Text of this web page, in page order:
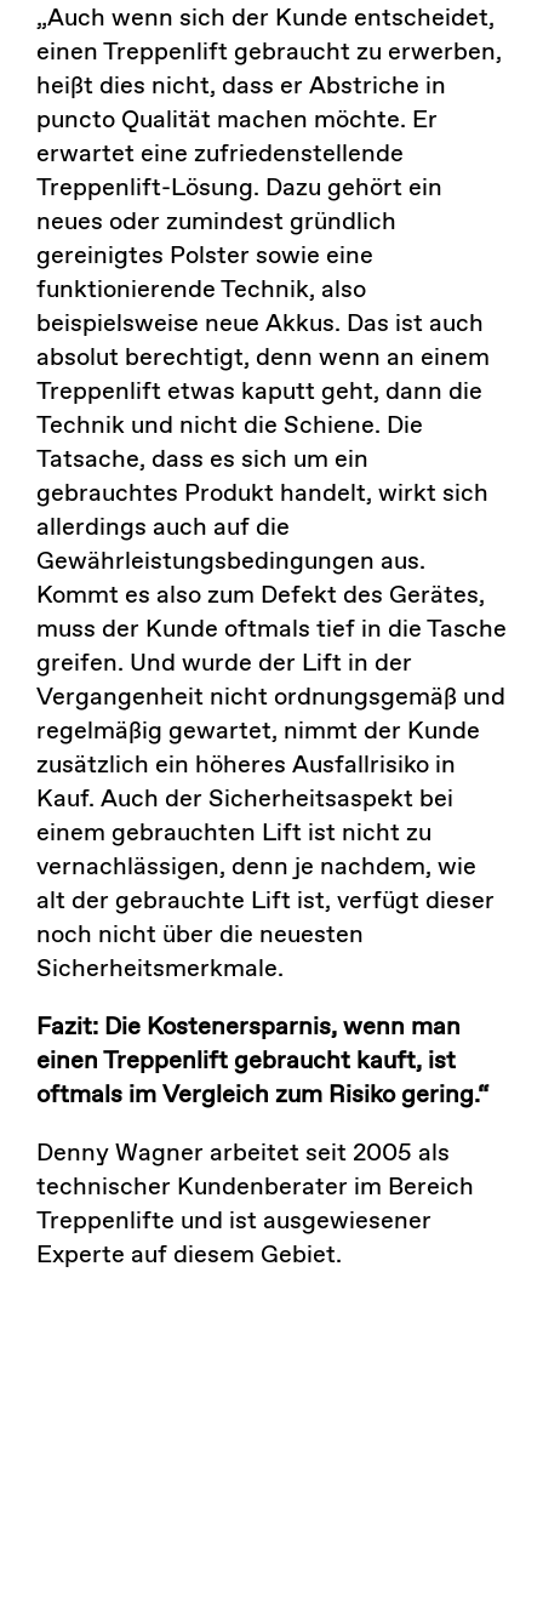
„Auch wenn sich der Kunde entscheidet,
einen Treppenlift gebraucht zu erwerben,
heißt dies nicht, dass er Abstriche in
puncto Qualität machen möchte. Er
erwartet eine zufriedenstellende
Treppenlift-Lösung. Dazu gehört ein
neues oder zumindest gründlich
gereinigtes Polster sowie eine
funktionierende Technik, also
beispielsweise neue Akkus. Das ist auch
absolut berechtigt, denn wenn an einem
Treppenlift etwas kaputt geht, dann die
Technik und nicht die Schiene. Die
Tatsache, dass es sich um ein
gebrauchtes Produkt handelt, wirkt sich
allerdings auch auf die
Gewährleistungsbedingungen aus.
Kommt es also zum Defekt des Gerätes,
muss der Kunde oftmals tief in die Tasche
greifen. Und wurde der Lift in der
Vergangenheit nicht ordnungsgemäß und
regelmäßig gewartet, nimmt der Kunde
zusätzlich ein höheres Ausfallrisiko in
Kauf. Auch der Sicherheitsaspekt bei
einem gebrauchten Lift ist nicht zu
vernachlässigen, denn je nachdem, wie
alt der gebrauchte Lift ist, verfügt dieser
noch nicht über die neuesten
Sicherheitsmerkmale.
Fazit: Die Kostenersparnis, wenn man
einen Treppenlift gebraucht kauft, ist
oftmals im Vergleich zum Risiko gering.“
Denny Wagner arbeitet seit 2005 als
technischer Kundenberater im Bereich
Treppenlifte und ist ausgewiesener
Experte auf diesem Gebiet.